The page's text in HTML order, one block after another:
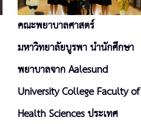
คณะพยาบาลศาสตร์
มหาวิทยาลัยบูรพา นำนักศึกษา
พยาบาลจาก Aalesund
University College Faculty of
Health Sciences ประเทศ